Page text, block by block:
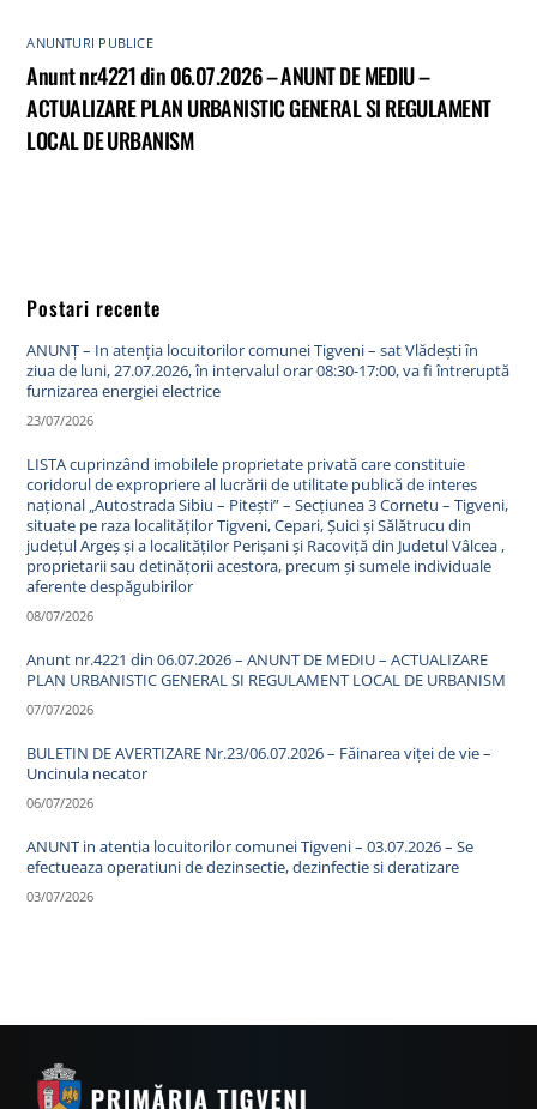
ANUNTURI PUBLICE
Anunt nr.4221 din 06.07.2026 – ANUNT DE MEDIU –
ACTUALIZARE PLAN URBANISTIC GENERAL SI REGULAMENT
LOCAL DE URBANISM
Postari recente
ANUNȚ – In atenția locuitorilor comunei Tigveni – sat Vlădești în
ziua de luni, 27.07.2026, în intervalul orar 08:30-17:00, va fi întreruptă
furnizarea energiei electrice
23/07/2026
LISTA cuprinzând imobilele proprietate privată care constituie
coridorul de expropriere al lucrării de utilitate publică de interes
național „Autostrada Sibiu – Pitești” – Secțiunea 3 Cornetu – Tigveni,
situate pe raza localităților Tigveni, Cepari, Șuici și Sălătrucu din
județul Argeș și a localităților Perișani și Racoviță din Judetul Vâlcea ,
proprietarii sau detinățorii acestora, precum și sumele individuale
aferente despăgubirilor
08/07/2026
Anunt nr.4221 din 06.07.2026 – ANUNT DE MEDIU – ACTUALIZARE
PLAN URBANISTIC GENERAL SI REGULAMENT LOCAL DE URBANISM
07/07/2026
BULETIN DE AVERTIZARE Nr.23/06.07.2026 – Făinarea viței de vie –
Uncinula necator
06/07/2026
ANUNT in atentia locuitorilor comunei Tigveni – 03.07.2026 – Se
efectueaza operatiuni de dezinsectie, dezinfectie si deratizare
03/07/2026